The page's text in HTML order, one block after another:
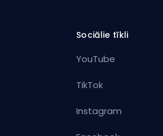
Sociālie tīkli
YouTube
TikTok
Instagram